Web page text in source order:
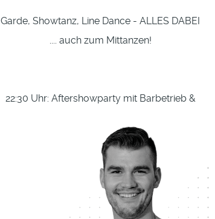
Garde, Showtanz, Line Dance - ALLES DABEI
.... auch zum Mittanzen!
22:30 Uhr: Aftershowparty mit Barbetrieb &